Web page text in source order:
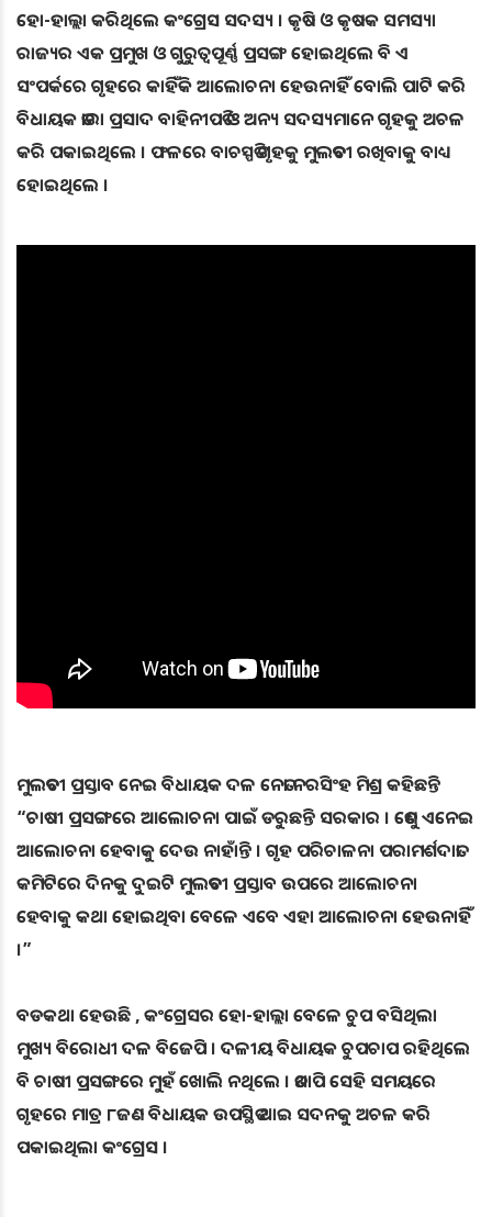
ହୋ-ହାଲ୍ଲା କରିଥିଲେ କଂଗ୍ରେସ ସଦସ୍ୟ । କୃଷି ଓ କୃଷକ ସମସ୍ୟା
ରାଜ୍ୟର ଏକ ପ୍ରମୁଖ ଓ ଗୁରୁତ୍ୱପୂର୍ଣ୍ଣ ପ୍ରସଙ୍ଗ ହୋଇଥିଲେ ବି ଏ
ସଂପର୍କରେ ଗୃହରେ କାହିଁକି ଆଲୋଚନା ହେଉନାହିଁ ବୋଲି ପାଟି କରି
ବିଧାୟକ ତାରା ପ୍ରସାଦ ବାହିନୀପତି ଓ ଅନ୍ୟ ସଦସ୍ୟମାନେ ଗୃହକୁ ଅଚଳ
କରି ପକାଇଥିଲେ । ଫଳରେ ବାଚସ୍ପତି ଗୃହକୁ ମୁଲତବୀ ରଖିବାକୁ ବାଧ୍ୟ
ହୋଇଥିଲେ ।
ମୁଲତବୀ ପ୍ରସ୍ତାବ ନେଇ ବିଧାୟକ ଦଳ ନେତା ନରସିଂହ ମିଶ୍ର କହିଛନ୍ତି
“ଚାଷୀ ପ୍ରସଙ୍ଗରେ ଆଲୋଚନା ପାଇଁ ଡରୁଛନ୍ତି ସରକାର । ତେଣୁ ଏନେଇ
ଆଲୋଚନା ହେବାକୁ ଦେଉ ନାହାଁନ୍ତି । ଗୃହ ପରିଚାଳନା ପରାମର୍ଶଦାତା
କମିଟିରେ ଦିନକୁ ଦୁଇଟି ମୁଲତବୀ ପ୍ରସ୍ତାବ ଉପରେ ଆଲୋଚନା
ହେବାକୁ କଥା ହୋଇଥିବା ବେଳେ ଏବେ ଏହା ଆଲୋଚନା ହେଉନାହିଁ
।”
ବଡକଥା ହେଉଛି , କଂଗ୍ରେସର ହୋ-ହାଲ୍ଲା ବେଳେ ଚୁପ ବସିଥିଲା
ମୁଖ୍ୟ ବିରୋଧୀ ଦଳ ବିଜେପି । ଦଳୀୟ ବିଧାୟକ ଚୁପଚାପ ରହିଥିଲେ
ବି ଚାଷୀ ପ୍ରସଙ୍ଗରେ ମୁହଁ ଖୋଲି ନଥିଲେ । ତଥାପି ସେହି ସମୟରେ
ଗୃହରେ ମାତ୍ର ୮ଜଣ ବିଧାୟକ ଉପସ୍ଥିତ ଥାଇ ସଦନକୁ ଅଚଳ କରି
ପକାଇଥିଲା କଂଗ୍ରେସ ।